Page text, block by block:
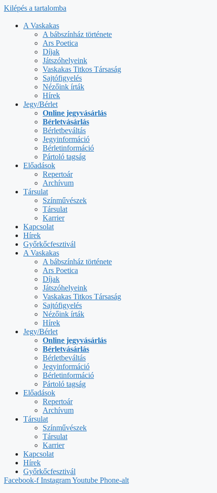
Kilépés a tartalomba
A Vaskakas
A bábszínház története
Ars Poetica
Díjak
Játszóhelyeink
Vaskakas Titkos Társaság
Sajtófigyelés
Nézőink írták
Hírek
Jegy/Bérlet
Online jegyvásárlás
Bérletvásárlás
Bérletbeváltás
Jegyinformáció
Bérletinformáció
Pártoló tagság
Előadások
Repertoár
Archívum
Társulat
Színművészek
Társulat
Karrier
Kapcsolat
Hírek
Győrkőcfesztivál
A Vaskakas
A bábszínház története
Ars Poetica
Díjak
Játszóhelyeink
Vaskakas Titkos Társaság
Sajtófigyelés
Nézőink írták
Hírek
Jegy/Bérlet
Online jegyvásárlás
Bérletvásárlás
Bérletbeváltás
Jegyinformáció
Bérletinformáció
Pártoló tagság
Előadások
Repertoár
Archívum
Társulat
Színművészek
Társulat
Karrier
Kapcsolat
Hírek
Győrkőcfesztivál
Facebook-f InstagramYoutube Phone-alt